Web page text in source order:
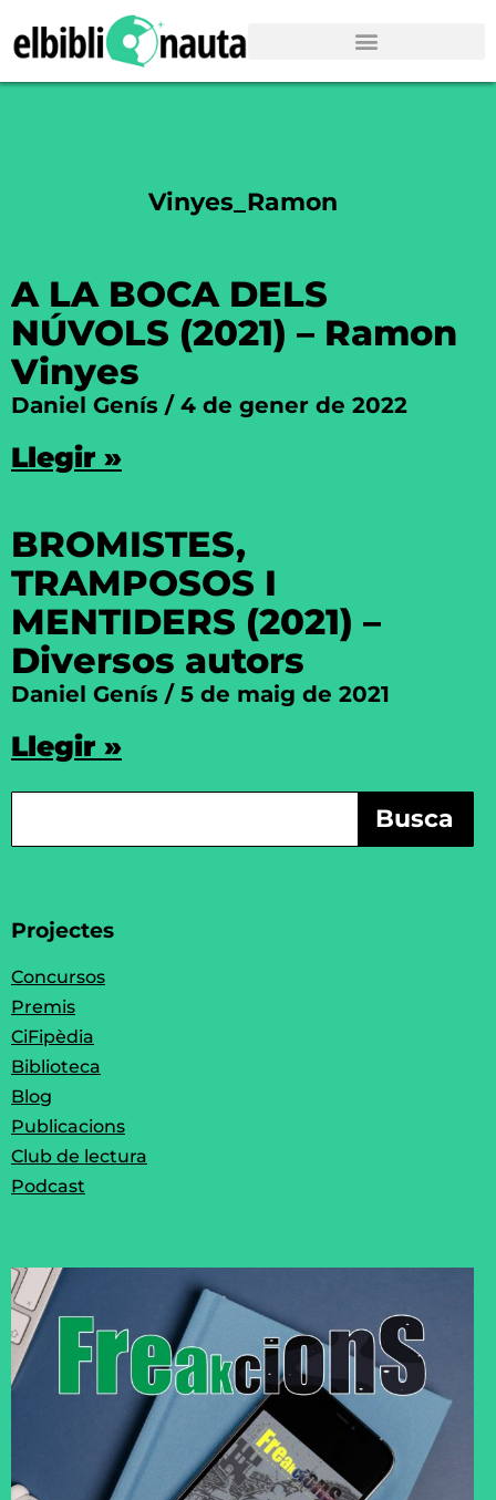
Vinyes_Ramon
A LA BOCA DELS
NÚVOLS (2021) – Ramon
Vinyes
Daniel Genís 4 de gener de 2022
Llegir »
BROMISTES,
TRAMPOSOS I
MENTIDERS (2021) –
Diversos autors
Daniel Genís 5 de maig de 2021
Llegir »
Busca
Projectes
Concursos
Premis
CiFipèdia
Biblioteca
Blog
Publicacions
Club de lectura
Podcast